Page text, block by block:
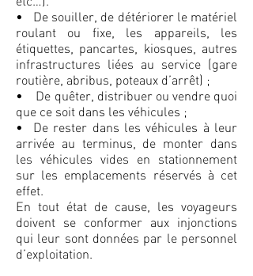
• De souiller, de détériorer le matériel
roulant ou fixe, les appareils, les
étiquettes, pancartes, kiosques, autres
infrastructures liées au service (gare
routière, abribus, poteaux d’arrêt) ;
• De quêter, distribuer ou vendre quoi
que ce soit dans les véhicules ;
• De rester dans les véhicules à leur
arrivée au terminus, de monter dans
les véhicules vides en stationnement
sur les emplacements réservés à cet
effet.
En tout état de cause, les voyageurs
doivent se conformer aux injonctions
qui leur sont données par le personnel
d’exploitation.